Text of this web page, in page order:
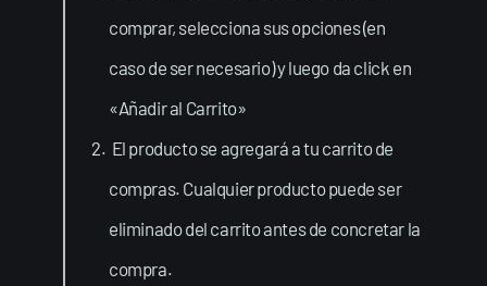
comprar, selecciona sus opciones (en
caso de ser necesario) y luego da click en
«Añadir al Carrito»
El producto se agregará a tu carrito de
compras. Cualquier producto puede ser
eliminado del carrito antes de concretar la
compra.